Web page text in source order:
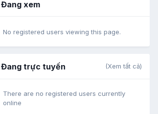
Đang xem
No registered users viewing this page.
Đang trực tuyến (Xem tất cả)
There are no registered users currently
online